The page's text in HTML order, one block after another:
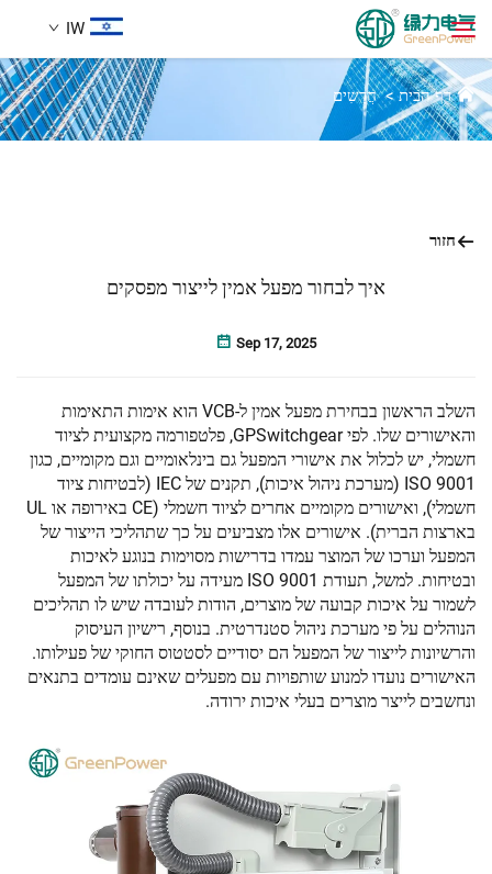
IW
מוצרים
הורדה
לְהִתְחַבֵּר אֵלֵינוּ
חדשות
דף הבית>חֲדָשִים
חזור
איך לבחור מפעל אמין לייצור מפסקים
Sep 17, 2025
השלב הראשון בבחירת מפעל אמין ל-VCB הוא אימות התאימות
והאישורים שלו. לפי GPSwitchgear, פלטפורמה מקצועית לציוד
חשמלי, יש לכלול את אישורי המפעל גם בינלאומיים וגם מקומיים, כגון
ISO 9001 (מערכת ניהול איכות), תקנים של IEC (לבטיחות ציוד
חשמלי), ואישורים מקומיים אחרים לציוד חשמלי (CE באירופה או UL
בארצות הברית). אישורים אלו מצביעים על כך שתהליכי הייצור של
המפעל וערכו של המוצר עמדו בדרישות מסוימות בנוגע לאיכות
ובטיחות. למשל, תעודת ISO 9001 מעידה על יכולתו של המפעל
לשמור על איכות קבועה של מוצרים, הודות לעובדה שיש לו תהליכים
הנוהלים על פי מערכת ניהול סטנדרטית. בנוסף, רישיון העיסוק
והרשיונות לייצור של המפעל הם יסודיים לסטטוס החוקי של פעילותו.
האישורים נועדו למנוע שותפויות עם מפעלים שאינם עומדים בתנאים
ונחשבים לייצר מוצרים בעלי איכות ירודה.